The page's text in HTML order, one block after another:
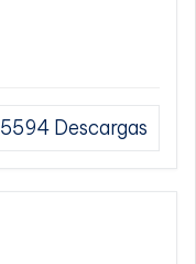
5594 Descargas